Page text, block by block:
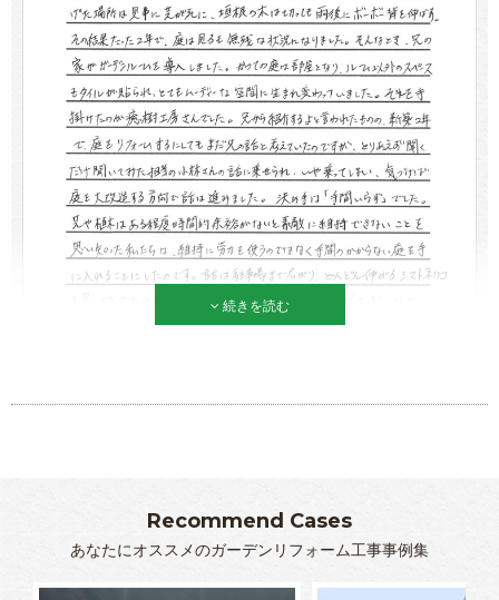
続きを読む
Recommend Cases
あなたにオススメのガーデンリフォーム工事事例集